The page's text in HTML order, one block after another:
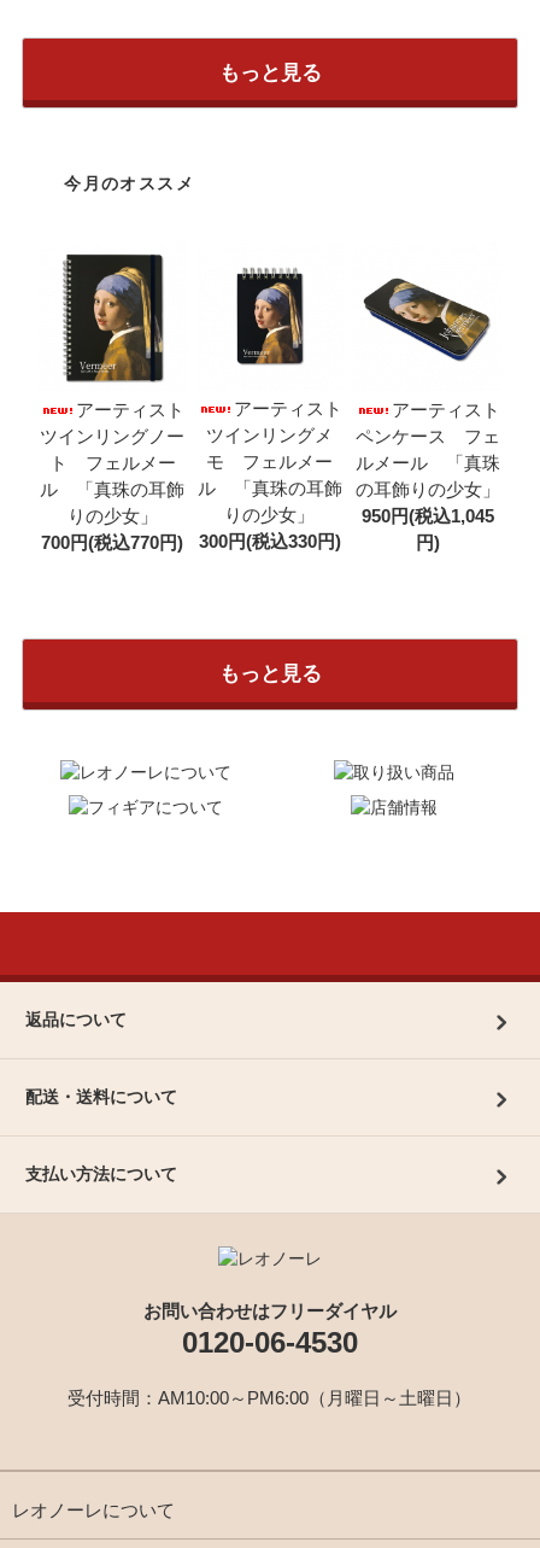
もっと見る
今月のオススメ
アーティスト
ツインリングノー
ト フェルメー
ル 「真珠の耳飾
りの少女」
700円(税込770円)
アーティスト
ツインリングメ
モ フェルメー
ル 「真珠の耳飾
りの少女」
300円(税込330円)
アーティスト
ペンケース フェ
ルメール 「真珠
の耳飾りの少女」
950円(税込1,045
円)
もっと見る
返品について
配送・送料について
支払い方法について
お問い合わせはフリーダイヤル
0120-06-4530
受付時間：AM10:00～PM6:00（月曜日～土曜日）
レオノーレについて